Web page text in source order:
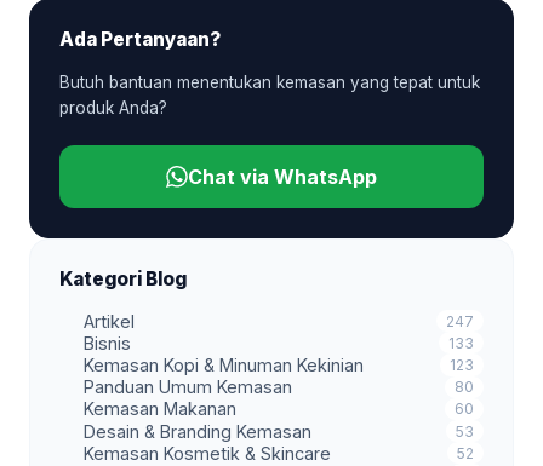
Ada Pertanyaan?
Butuh bantuan menentukan kemasan yang tepat untuk
produk Anda?
Chat via WhatsApp
Kategori Blog
Artikel 247
Bisnis 133
Kemasan Kopi & Minuman Kekinian 123
Panduan Umum Kemasan 80
Kemasan Makanan 60
Desain & Branding Kemasan 53
Kemasan Kosmetik & Skincare 52